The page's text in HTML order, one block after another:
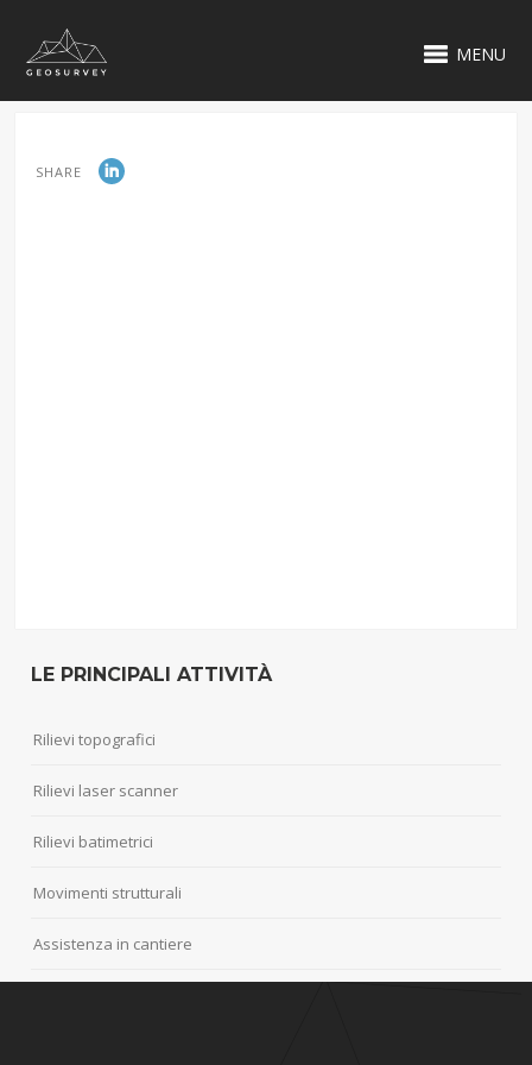
MENU
SHARE
LE PRINCIPALI ATTIVITÀ
Rilievi topografici
Rilievi laser scanner
Rilievi batimetrici
Movimenti strutturali
Assistenza in cantiere